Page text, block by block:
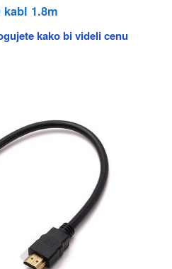
kabl 1.8m
kako bi videli cenu